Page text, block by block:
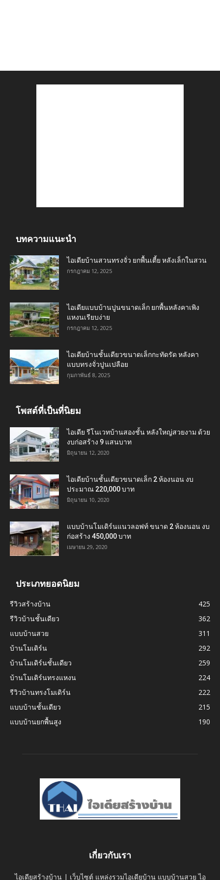
บทความแนะนำ
ไอเดียบ้านสวนทรงจั่ว ยกพื้นเตี้ย หลังเล็กในสวน
กรกฎาคม 12, 2025
ไอเดียแบบบ้านปูนขนาดเล็ก ยกพื้นหลังคาเพิง
แหงนเรียบง่าย
กรกฎาคม 12, 2025
ไอเดียบ้านชั้นเดียวขนาดเล็กกะทัดรัด หลังคา
แบบทรงจั่วปูนเปลือย
กุมภาพันธ์ 8, 2025
โพสต์ที่เป็นที่นิยม
ไอเดีย รีโนเวทบ้านสองชั้น หลังใหญ่สวยงาม ด้วย
งบก่อสร้าง 9 แสนบาท
มิถุนายน 12, 2020
ไอเดียบ้านชั้นเดียวขนาดเล็ก 2 ห้องนอน งบ
ประมาณ 220,000 บาท
มิถุนายน 10, 2020
แบบบ้านโมเดิร์นแนวลอฟท์ ขนาด 2 ห้องนอน งบ
ก่อสร้าง 450,000 บาท
เมษายน 29, 2020
ประเภทยอดนิยม
รีวิวสร้างบ้าน
425
รีวิวบ้านชั้นเดียว
362
แบบบ้านสวย
311
บ้านโมเดิร์น
292
บ้านโมเดิร์นชั้นเดียว
259
บ้านโมเดิร์นทรงแหงน
224
รีวิวบ้านทรงโมเดิร์น
222
แบบบ้านชั้นเดียว
215
แบบบ้านยกพื้นสูง
190
เกี่ยวกับเรา
ไอเดียสร้างบ้าน | เว็บไซต์ แหล่งรวมไอเดียบ้าน แบบบ้านสวย ไอ